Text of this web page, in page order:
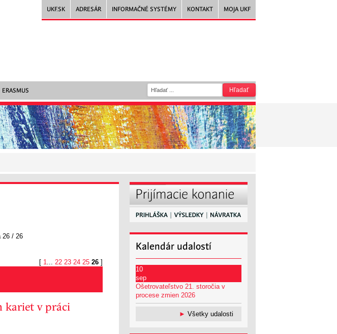
UKF.SK ADRESÁR INFORMAČNÉ SYSTÉMY KONTAKT MOJA UKF
ERASMUS
26 / 26
[ 1... 22 23 24 25 26]
kariet v práci
Kalendárudalostí
10
sep
Ošetrovateľstvo 21. storočia v
procese zmien 2026
► Všetky udalosti